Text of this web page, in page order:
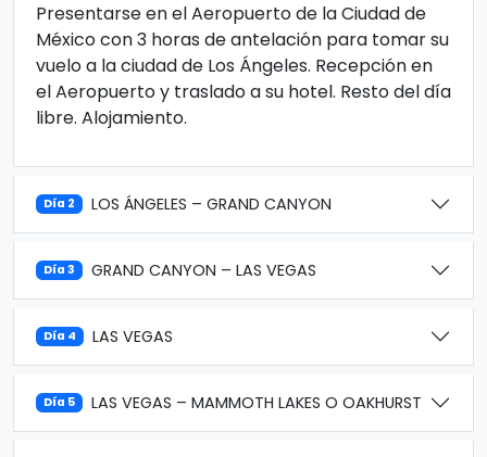
Presentarse en el Aeropuerto de la Ciudad de
México con 3 horas de antelación para tomar su
vuelo a la ciudad de Los Ángeles. Recepción en
el Aeropuerto y traslado a su hotel. Resto del día
libre. Alojamiento.
Día 2 LOS ÁNGELES – GRAND CANYON
Día 3 GRAND CANYON – LAS VEGAS
Día 4 LAS VEGAS
Día 5 LAS VEGAS – MAMMOTH LAKES O OAKHURST